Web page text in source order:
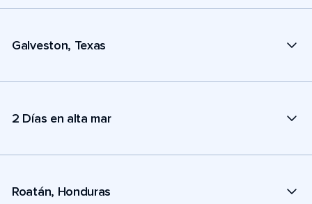
Galveston, Texas
2 Días en alta mar
Roatán, Honduras